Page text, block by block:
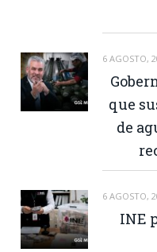
6 AGOSTO,
que
de
6 AGOSTO,
INE